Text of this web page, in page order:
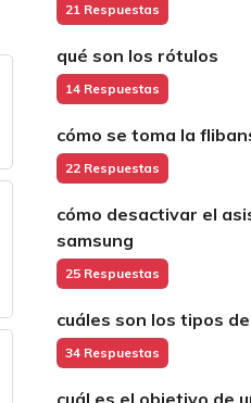
21 Respuestas
qué son los rótulos
14 Respuestas
cómo se toma la
22 Respuestas
cómo desactivar el
samsung
25 Respuestas
cuáles son los tipos
34 Respuestas
cuál es el objetivo de